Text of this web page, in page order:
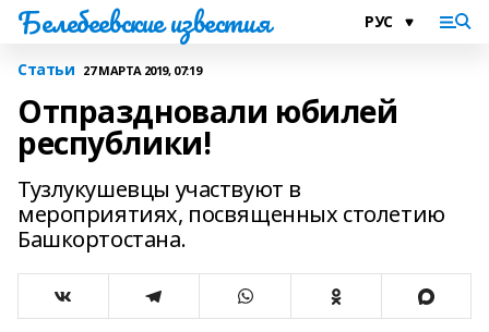
Белебеевские известия
Статьи 27 МАРТА 2019, 07:19
Отпраздновали юбилей
республики!
Тузлукушевцы участвуют в
мероприятиях, посвященных столетию
Башкортостана.